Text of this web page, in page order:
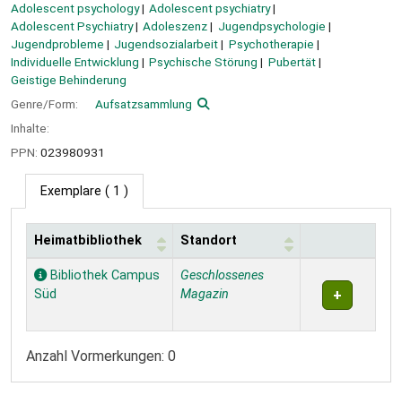
Adolescent psychology
Adolescent psychiatry
Adolescent Psychiatry
Adoleszenz
Jugendpsychologie
Jugendprobleme
Jugendsozialarbeit
Psychotherapie
Individuelle Entwicklung
Psychische Störung
Pubertät
Geistige Behinderung
Genre/Form:
Aufsatzsammlung
Inhalte:
PPN: 023980931
Exemplare ( 1 )
Exemplare
Heimatbibliothek Standort
Bibliothek Campus
Süd
Geschlossenes
Magazin
Anzahl Vormerkungen: 0